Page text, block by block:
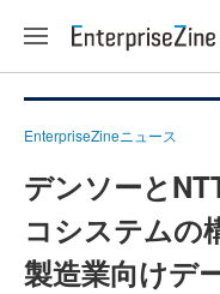
EnterpriseZineニュース
デンソーと
コシステムの
製造業向けデ